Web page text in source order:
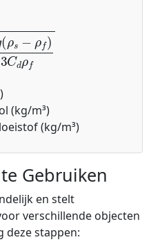
ρf)3Cdρf
(kg/m³)
(kg/m³)
Gebruiken
en stelt
verschillende objecten
deze stappen: